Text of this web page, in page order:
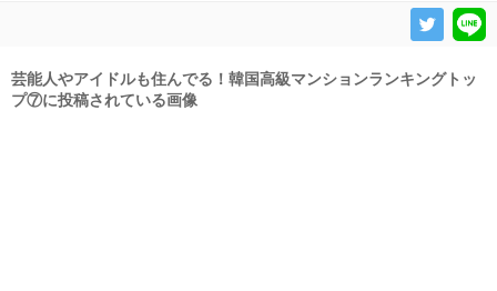
芸能人やアイドルも住んでる！韓国高級マンションランキングトッ
プ⑦に投稿されている画像